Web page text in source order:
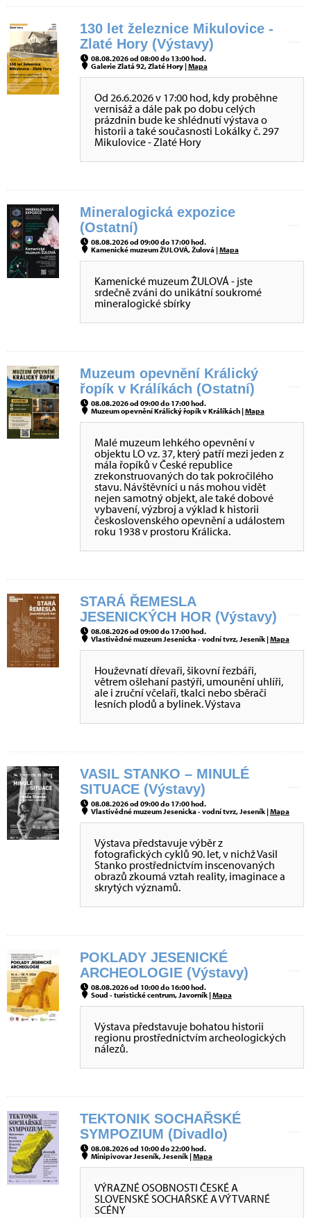
130 let železnice Mikulovice -
Zlaté Hory (Výstavy)
08.08.2026 od 08:00 do 13:00 hod.
Galerie Zlatá 92, Zlaté Hory |Mapa
Od 26.6.2026 v 17:00 hod, kdy proběhne
vernisáž a dále pak po dobu celých
prázdnin bude ke shlédnutí výstava o
historii a také současnosti Lokálky č. 297
Mikulovice - Zlaté Hory
Mineralogická expozice
(Ostatní)
08.08.2026 od 09:00 do 17:00 hod.
Kamenické muzeum ŽULOVÁ, Žulová |Mapa
Kamenické muzeum ŽULOVÁ - jste
srdečně zváni do unikátní soukromé
mineralogické sbírky
Muzeum opevnění Králický
řopík v Králíkách (Ostatní)
08.08.2026 od 09:00 do 17:00 hod.
Muzeum opevnění Králický řopík v Králíkách |Mapa
Malé muzeum lehkého opevnění v
objektu LO vz. 37, který patří mezi jeden z
mála řopíků v České republice
zrekonstruovaných do tak pokročilého
stavu. Návštěvníci u nás mohou vidět
nejen samotný objekt, ale také dobové
vybavení, výzbroj a výklad k historii
československého opevnění a událostem
roku 1938 v prostoru Králicka.
STARÁ ŘEMESLA
JESENICKÝCH HOR (Výstavy)
08.08.2026 od 09:00 do 17:00 hod.
Vlastivědné muzeum Jesenicka - vodní tvrz, Jeseník |Mapa
Houževnatí dřevaři, šikovní řezbáři,
větrem ošlehaní pastýři, umounění uhlíři,
ale i zruční včelaři, tkalci nebo sběrači
lesních plodů a bylinek. Výstava
VASIL STANKO – MINULÉ
SITUACE (Výstavy)
08.08.2026 od 09:00 do 17:00 hod.
Vlastivědné muzeum Jesenicka - vodní tvrz, Jeseník |Mapa
Výstava představuje výběr z
fotografických cyklů 90. let, v nichž Vasil
Stanko prostřednictvím inscenovaných
obrazů zkoumá vztah reality, imaginace a
skrytých významů.
POKLADY JESENICKÉ
ARCHEOLOGIE (Výstavy)
08.08.2026 od 10:00 do 16:00 hod.
Soud - turistické centrum, Javorník |Mapa
Výstava představuje bohatou historii
regionu prostřednictvím archeologických
nálezů.
TEKTONIK SOCHAŘSKÉ
SYMPOZIUM (Divadlo)
08.08.2026 od 10:00 do 22:00 hod.
Minipivovar Jeseník, Jeseník |Mapa
VÝRAZNÉ OSOBNOSTI ČESKÉ A
SLOVENSKÉ SOCHAŘSKÉ A VÝTVARNÉ
SCÉNY